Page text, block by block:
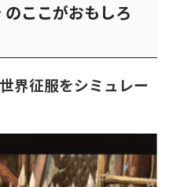
のここがおもしろ
界征服をシミュレー